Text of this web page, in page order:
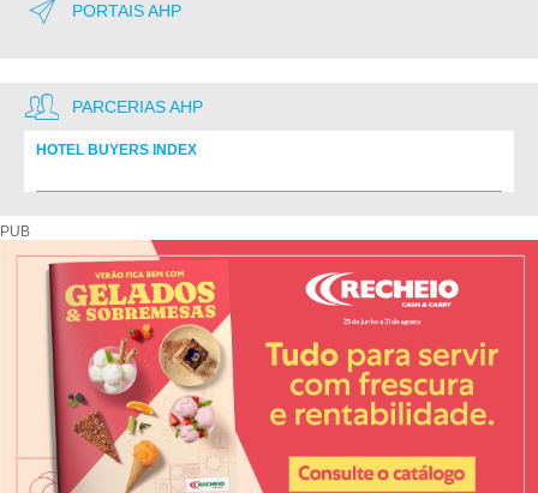
PORTAIS AHP
PARCERIAS AHP
HOTEL BUYERS INDEX
PUB